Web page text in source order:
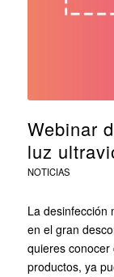
Webinar
luz
NOTICIAS
La desinfección
en el gran
quieres
productos, ya